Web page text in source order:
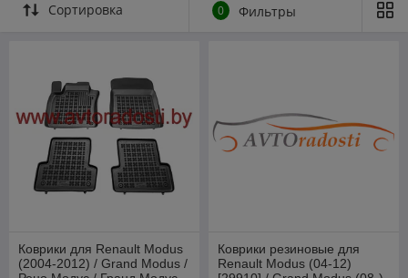
Сортировка 0 Фильтры
Коврики для Renault Modus
(2004-2012) / Grand Modus /
Коврики резиновые для
Renault Modus (04-12)